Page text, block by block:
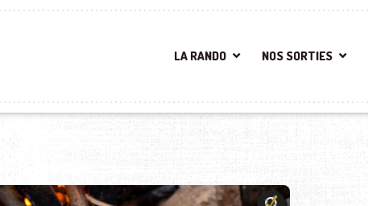
LA RANDO NOS SORTIES